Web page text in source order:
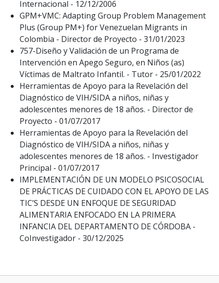
Internacional - 12/12/2006
GPM+VMC: Adapting Group Problem Management
Plus (Group PM+) for Venezuelan Migrants in
Colombia - Director de Proyecto - 31/01/2023
757-Diseño y Validación de un Programa de
Intervención en Apego Seguro, en Niños (as)
Víctimas de Maltrato Infantil. - Tutor - 25/01/2022
Herramientas de Apoyo para la Revelación del
Diagnóstico de VIH/SIDA a niños, niñas y
adolescentes menores de 18 años. - Director de
Proyecto - 01/07/2017
Herramientas de Apoyo para la Revelación del
Diagnóstico de VIH/SIDA a niños, niñas y
adolescentes menores de 18 años. - Investigador
Principal - 01/07/2017
IMPLEMENTACIÓN DE UN MODELO PSICOSOCIAL
DE PRÁCTICAS DE CUIDADO CON EL APOYO DE LAS
TIC’S DESDE UN ENFOQUE DE SEGURIDAD
ALIMENTARIA ENFOCADO EN LA PRIMERA
INFANCIA DEL DEPARTAMENTO DE CÓRDOBA -
CoInvestigador - 30/12/2025